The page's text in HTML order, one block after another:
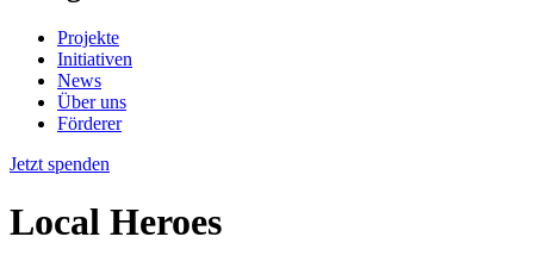
Projekte
Initiativen
News
Über uns
Förderer
Jetzt spenden
Local Heroes